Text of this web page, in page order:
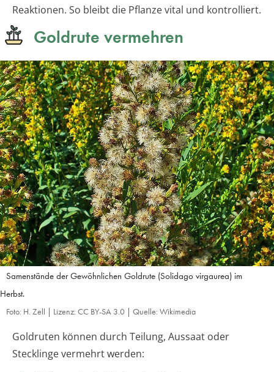
Reaktionen. So bleibt die Pflanze vital und kontrolliert.
Goldrute vermehren
Samenstände der Gewöhnlichen Goldrute (Solidago virgaurea) im
Herbst.
Foto: H. Zell | Lizenz: CC BY-SA 3.0 | Quelle: Wikimedia
Goldruten können durch Teilung, Aussaat oder
Stecklinge vermehrt werden: